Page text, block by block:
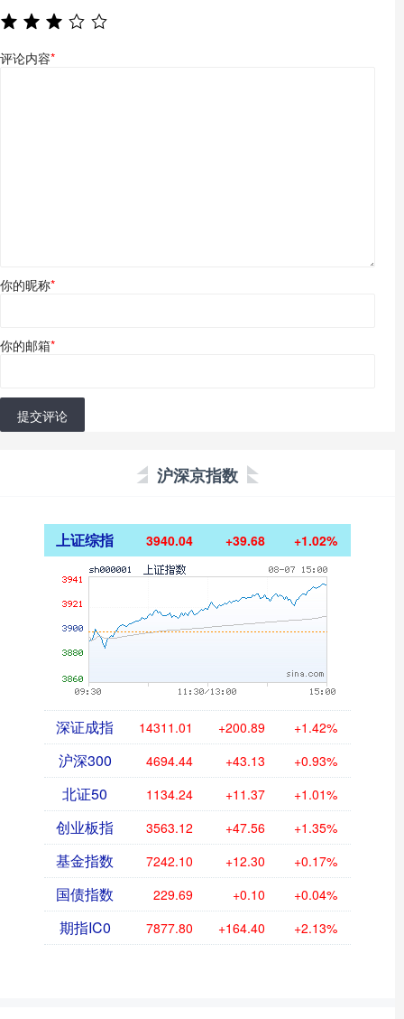
评论内容*
你的昵称*
你的邮箱*
提交评论
沪深京指数
上证综指 3940.04 +39.68 +1.02%
深证成指 14311.01 +200.89 +1.42%
沪深300 4694.44 +43.13 +0.93%
北证50 1134.24 +11.37 +1.01%
创业板指 3563.12 +47.56 +1.35%
基金指数 7242.10 +12.30 +0.17%
国债指数 229.69 +0.10 +0.04%
期指IC0 7877.80 +164.40 +2.13%